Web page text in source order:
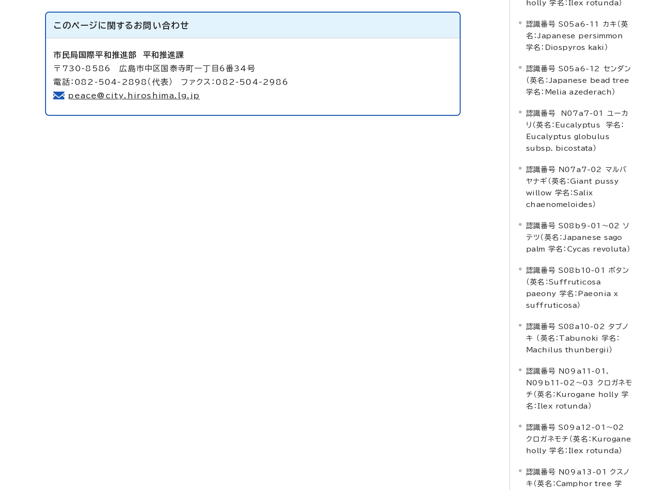
このページに関する お問い合わせ
市民局国際平和推進部 平和推進課
〒730-8586 広島市中区国泰寺町一丁目6番34号
電話：082-504-2898（代表） ファクス：082-504-2986
peace@city.hiroshima.lg.jp
holly 学名： Ilex rotunda）
認識番号 S05a6-11 カキ（英
名：Japanese persimmon
学名： Diospyros kaki ）
認識番号 S05a6-12 センダン
（英名： Japanese bead tree
学名： Melia azederach ）
認識番号 N07a7-01 ユーカ
リ（英名： Eucalyptus 学名：
Eucalyptus globulus
subsp. bicostata ）
認識番号 N07a7-02 マルバ
ヤナギ（英名：Giant pussy
willow 学名：Salix
chaenomeloides ）
認識番号 S08b9-01～02 ソ
テツ（英名：Japanese sago
palm 学名： Cycas revoluta ）
認識番号 S08b10-01 ボタン
（英名： Suffruticosa
paeony 学名： Paeonia x
suffruticosa）
認識番号 S08a10-02 タブノ
キ （英名： Tabunoki 学名：
Machilus thunbergii ）
認識番号 N09a11-01、
N09b11-02～03 クロガネモ
チ（英名： Kurogane holly 学
名： Ilex rotunda ）
認識番号 S09a12-01～02
クロガネモチ（英名： Kurogane
holly 学名： Ilex rotunda）
認識番号 N09a13-01 クスノ
キ（英名： Camphor tree 学